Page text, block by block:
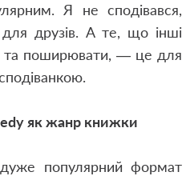
Я не сподівався,
друзів. А те, що інші
та поширювати, — це для
як жанр книжки
популярний формат